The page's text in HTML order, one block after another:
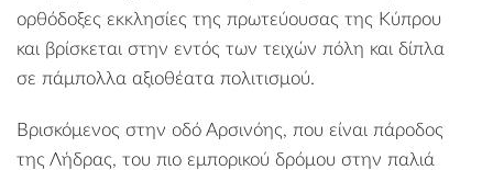
ορθόδοξες εκκλησίες της πρωτεύουσας της Κύπρου
και βρίσκεται στην εντός των τειχών πόλη και δίπλα
σε πάμπολλα αξιοθέατα πολιτισμού.
Βρισκόμενος στην οδό Αρσινόης, που είναι πάροδος
της Λήδρας, του πιο εμπορικού δρόμου στην παλιά